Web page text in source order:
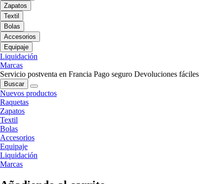
Zapatos
Textil
Bolas
Accesorios
Equipaje
Liquidación
Marcas
Servicio postventa en Francia Pago seguro Devoluciones fáciles
Buscar
Nuevos productos
Raquetas
Zapatos
Textil
Bolas
Accesorios
Equipaje
Liquidación
Marcas